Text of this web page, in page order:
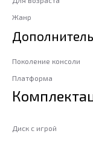
Жанр
Поколение консоли
Платформа
Диск с игрой